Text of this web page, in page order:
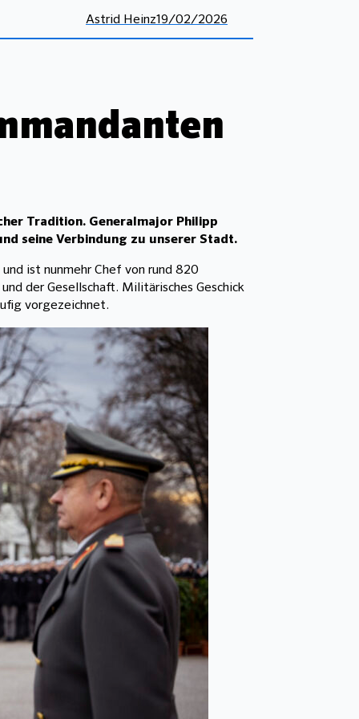
Astrid Heinz19/02/2026
Tradition. Generalmajor Philipp
seine Verbindung zu unserer Stadt.
ist nunmehr Chef von rund 820
der Gesellschaft. Militärisches Geschick
vorgezeichnet.